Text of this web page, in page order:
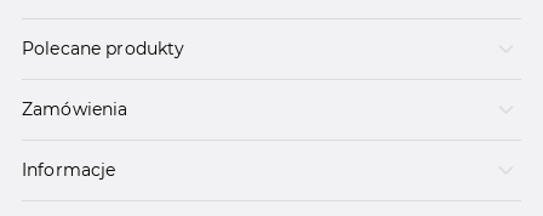
Polecane produkty
Zamówienia
Informacje